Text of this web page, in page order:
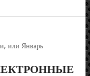
или Январь